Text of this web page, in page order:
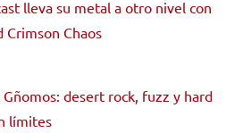
lleva su metal a otro nivel con
Crimson Chaos
desert rock, fuzz y hard
límites